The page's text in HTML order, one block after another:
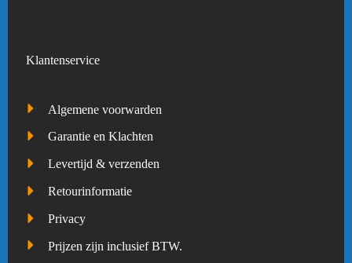
Klantenservice
Algemene voorwarden
Garantie en Klachten
Levertijd & verzenden
Retourinformatie
Privacy
Prijzen zijn inclusief BTW.